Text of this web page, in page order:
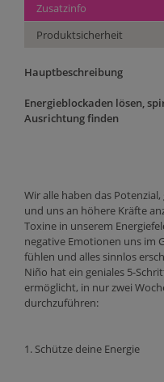
Zusatzinfo
Produktsicherheit
Hauptbeschreibung
Energieblockaden lösen,
Ausrichtung finden
Wir alle haben das
und uns an höhere Kräfte
Toxine in unserem
negative Emotionen uns im
fühlen und alles sinnlos
Niño hat ein geniales 5-
ermöglicht, in nur zwei
durchzuführen:
1. Schütze deine Energie